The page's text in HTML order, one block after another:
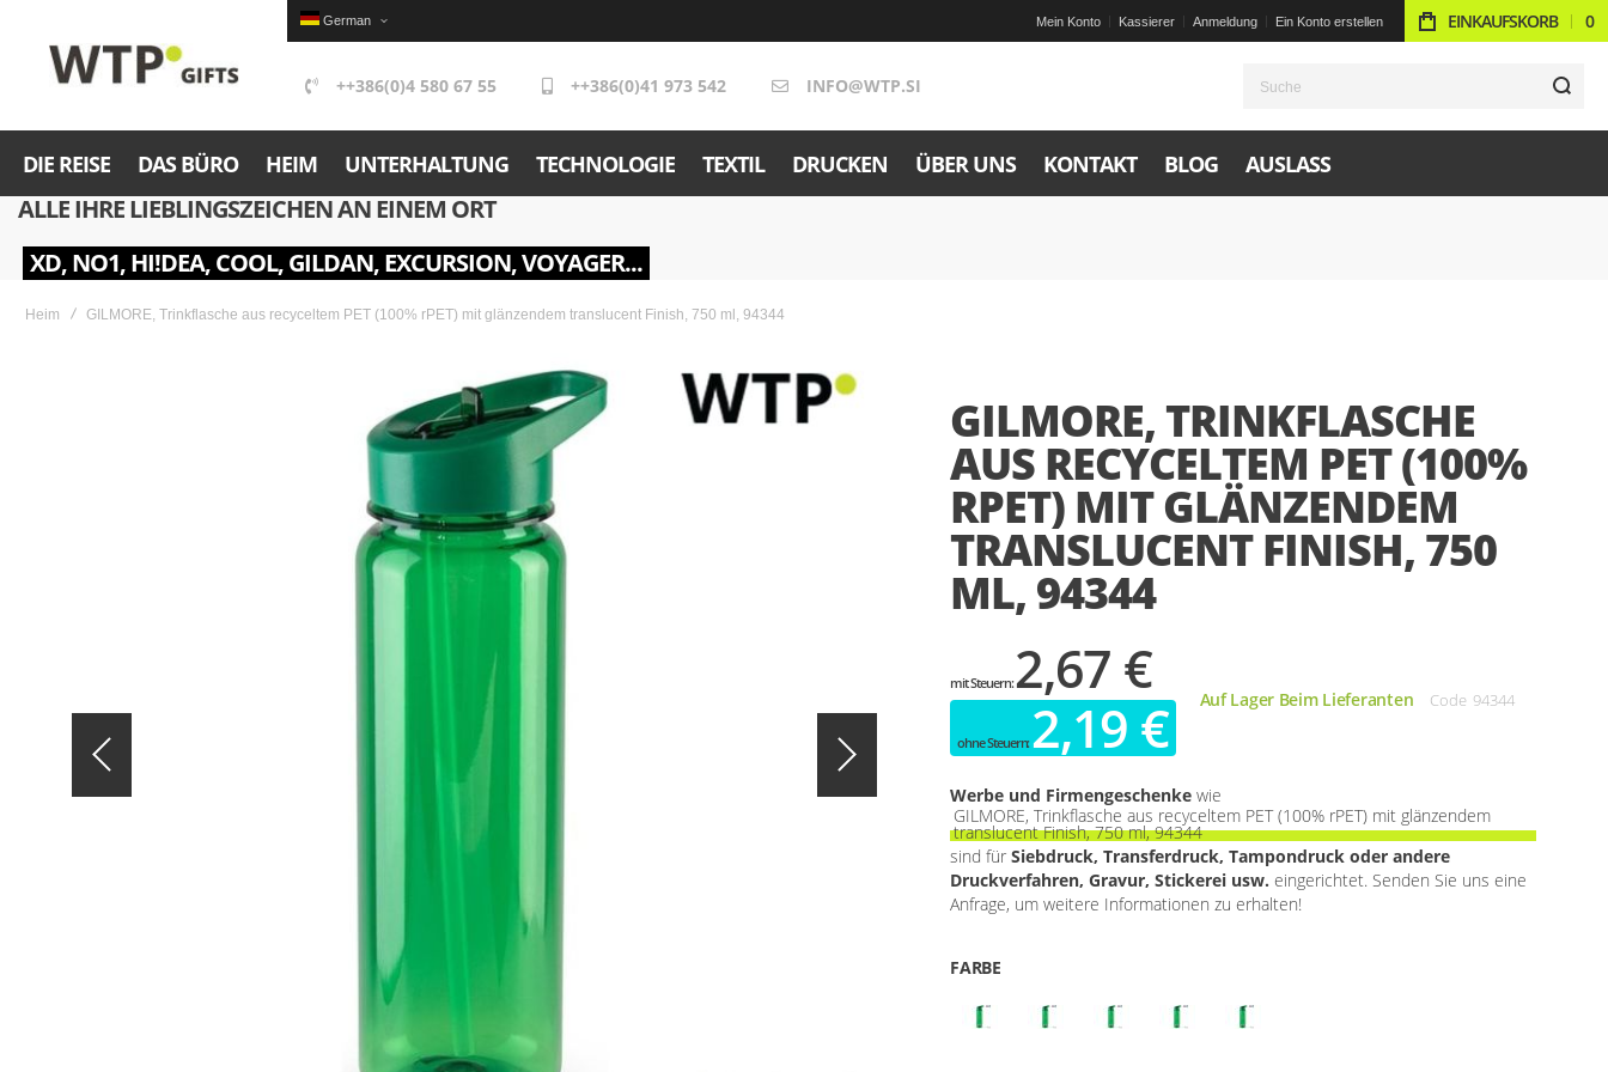
German Mein Konto Kassierer Anmeldung Ein Konto erstellen EINKAUFSKORB 0
++386(0)4 580 67 55 ++386(0)41 973 542 INFO@WTP.SI
DIE REISE DAS BÜRO HEIM UNTERHALTUNG TECHNOLOGIE TEXTIL DRUCKEN ÜBER UNS KONTAKT BLOG AUSLASS
ALLE IHRE LIEBLINGSZEICHEN AN EINEM ORT
XD, NO1, HI!DEA, COOL, GILDAN, EXCURSION, VOYAGER...
Heim GILMORE, Trinkflasche aus recyceltem PET (100% rPET) mit glänzendem translucent Finish, 750 ml, 94344
GILMORE, TRINKFLASCHE
AUS RECYCELTEM PET (100%
RPET) MIT GLÄNZENDEM
TRANSLUCENT FINISH, 750
ML, 94344
2,67 €
2,19 €
Auf Lager Beim Lieferanten Code 94344
Werbe und Firmengeschenke wie
GILMORE, Trinkflasche aus recyceltem PET (100% rPET) mit glänzendem
translucent Finish, 750 ml, 94344
sind fürSiebdruck, Transferdruck, Tampondruck oder andere
Druckverfahren, Gravur, Stickerei usw. eingerichtet. Senden Sie uns eine
Anfrage, um weitere Informationen zu erhalten!
FARBE